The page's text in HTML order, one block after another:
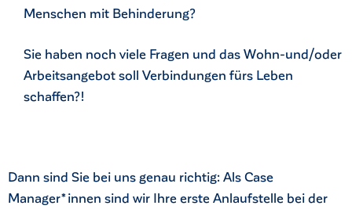
Menschen mit Behinderung?
Sie haben noch viele Fragen und das Wohn-und/oder
Arbeitsangebot soll Verbindungen fürs Leben
schaffen?!
Dann sind Sie bei uns genau richtig: Als Case
Manager*innen sind wir Ihre erste Anlaufstelle bei der